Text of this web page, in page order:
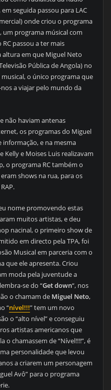
seguida passou para LAC
onde criou o programa
um programa músical com
passou a ter mais
altura em que Miguel Neto
Pública de Angola) no
o único programa que
a viajar pelo mundo da
não haviam antenas
os programas do Miguel
informação, e na mesma
Kelly e Moises Luis realizavam
o programa RC também o
shows na rua, para os
nome promovendo estas
muitos artistas, e deu
nacinal, o primeiro show de
em directo pela TPA, foi
Musical em parceria com o
que ele apresenta. Criou
moda pela juventude a
se do “Get down“, nos
o chamam de Miguel Neto,
“nível!!!” tem um novo
o “alto nível” e conseguiu
artistas americanos que
o chamassem de “Nível!!!!”, é
personalidade que levou
a criarem um personagem
Avô” para o programa